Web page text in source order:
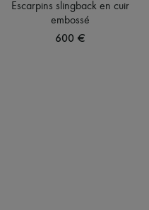
Escarpins slingback en cuir
embossé
600 €